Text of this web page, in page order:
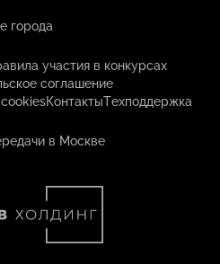
города
участия в конкурсах
соглашение
КонтактыТехподдержка
в Москве